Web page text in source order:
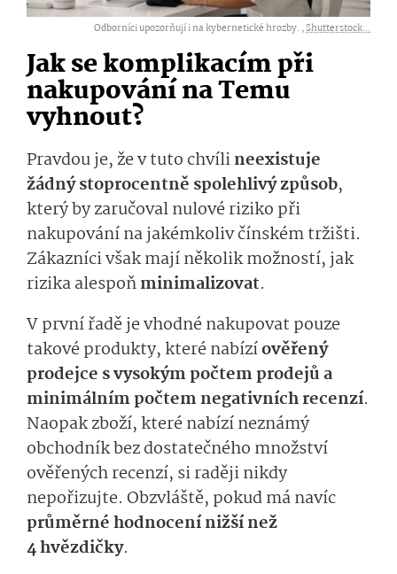
Odborníci upozorňují i na kybernetické hrozby. ,Shutterstock...
Jak se komplikacím při
nakupování na Temu
vyhnout?
Pravdou je, že v tuto chvílineexistuje
žádný stoprocentně spolehlivý způsob,
který by zaručoval nulové riziko při
nakupování na jakémkoliv čínském tržišti.
Zákazníci však mají několik možností, jak
rizika alespoňminimalizovat.
V první řadě je vhodné nakupovat pouze
takové produkty, které nabízíověřený
prodejce s vysokým počtem prodejů a
minimálním počtem negativních recenzí.
Naopak zboží, které nabízí neznámý
obchodník bez dostatečného množství
ověřených recenzí, si raději nikdy
nepořizujte. Obzvláště, pokud má navíc
průměrné hodnocení nižší než
4 hvězdičky.